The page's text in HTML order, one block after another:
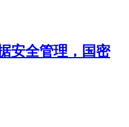
安全管理，国密